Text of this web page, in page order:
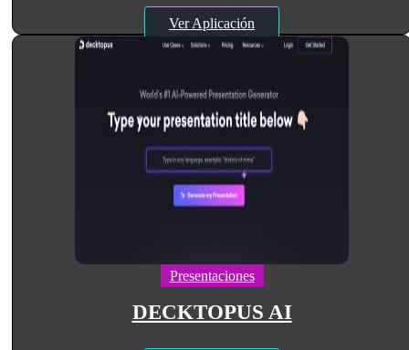
Ver Aplicación
Presentaciones
DECKTOPUS AI